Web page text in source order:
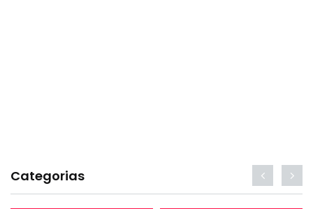
Categorias